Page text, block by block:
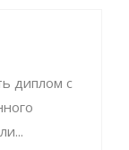
диплом с